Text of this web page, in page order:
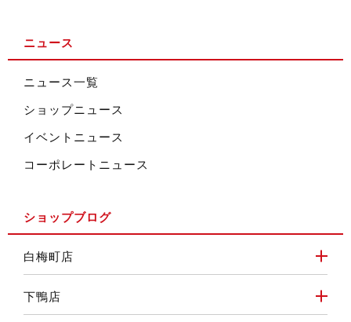
ニュース
ニュース一覧
ショップニュース
イベントニュース
コーポレートニュース
ショップブログ
白梅町店
下鴨店